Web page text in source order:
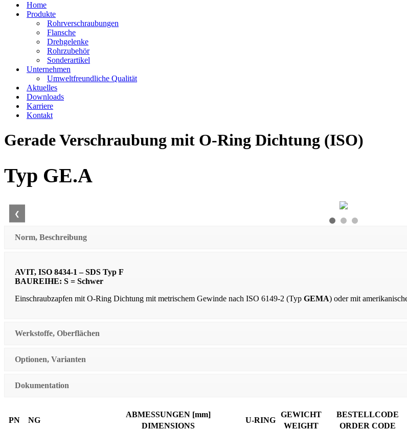
Home
Produkte
Rohrverschraubungen
Flansche
Drehgelenke
Rohrzubehör
Sonderartikel
Unternehmen
Umweltfreundliche Qualität
Aktuelles
Downloads
Karriere
Kontakt
Gerade Verschraubung mit O-Ring Dichtung (ISO)
Typ GE.A
❮
Norm, Beschreibung
AVIT, ISO 8434-1 – SDS Typ F
BAUREIHE: S = Schwer
Einschraubzapfen mit O-Ring Dichtung mit metrischem Gewinde nach ISO 6149-2 (Typ GEMA) oder mit
Werkstoffe, Oberflächen
Optionen, Varianten
Dokumentation
PN NG
ABMESSUNGEN [mm]
U-RING
GEWICHT BESTELLCODE
DIMENSIONS
WEIGHT ORDER CODE